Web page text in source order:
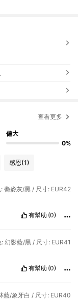
查看更多
偏大
0%
感恩 (1)
: 蕎麥灰/黑 / 尺寸: EUR42
有幫助 (0)
: 幻影藍/黑 / 尺寸: EUR41
有幫助 (0)
藍/象牙白 / 尺寸: EUR40